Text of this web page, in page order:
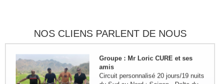
NOS CLIENS PARLENT DE NOUS
Groupe : Mr Loric CURE et ses
amis
Circuit personnalisé 20 jours/19 nuits